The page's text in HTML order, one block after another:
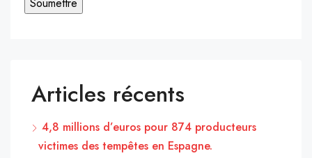
Articles récents
4,8 millions d’euros pour 874 producteurs
victimes des tempêtes en Espagne.